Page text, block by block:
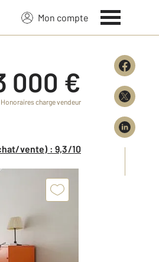
Mon compte
000 €
Honoraires charge vendeur
vente) : 9,3/10